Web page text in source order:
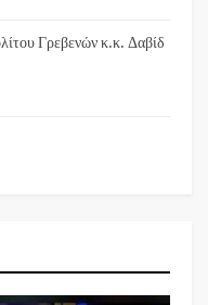
Γρεβενών κ.κ. Δαβίδ